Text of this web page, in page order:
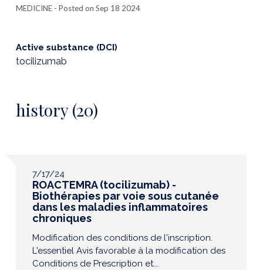
MEDICINE - Posted on Sep 18 2024
Active substance (DCI)
tocilizumab
history (20)
7/17/24
ROACTEMRA (tocilizumab) -
Biothérapies par voie sous cutanée
dans les maladies inflammatoires
chroniques
Modification des conditions de l'inscription.
L'essentiel Avis favorable à la modification des
Conditions de Prescription et...